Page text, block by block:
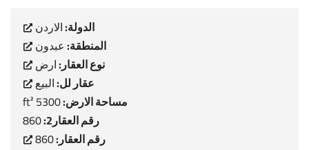
الدولة:الاردن
المنطقة:عبدون
نوع العقار:ارض
عقار لل:البيع
مساحة الارض:5300 ft²
رقم العقار2: 860
رقم العقار:860